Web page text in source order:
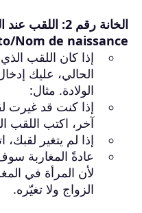
Nom de naissance)
إذا كان اللقب
الحالي، عليك
الولادة. مثال:
إذا كنت قد غيرت
آخر، اكتب اللقب
إذا لم يتغير لقبك،
عادةً المغاربة
لأن المرأة في
الزواج ولا تغيّره.